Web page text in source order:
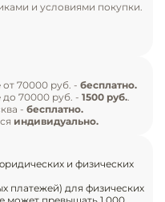
Кухонный
Нейтральное
240 В);
постоянного
питания
от -18 до 0
и условиями покупки.
70000 руб. - бесплатно.
70000 руб. - 1500 руб..
- бесплатно.
индивидуально.
и физических
платежей) для физических